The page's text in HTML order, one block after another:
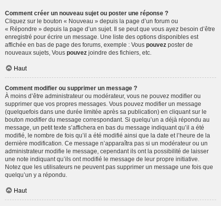
Comment créer un nouveau sujet ou poster une réponse ?
Cliquez sur le bouton « Nouveau » depuis la page d’un forum ou
« Répondre » depuis la page d’un sujet. Il se peut que vous ayez besoin d’être
enregistré pour écrire un message. Une liste des options disponibles est
affichée en bas de page des forums, exemple : Vous pouvez poster de
nouveaux sujets, Vous pouvez joindre des fichiers, etc.
Haut
Comment modifier ou supprimer un message ?
À moins d’être administrateur ou modérateur, vous ne pouvez modifier ou
supprimer que vos propres messages. Vous pouvez modifier un message
(quelquefois dans une durée limitée après sa publication) en cliquant sur le
bouton modifierdu message correspondant. Si quelqu’un a déjà répondu au
message, un petit texte s’affichera en bas du message indiquant qu’il a été
modifié, le nombre de fois qu’il a été modifié ainsi que la date et l’heure de la
dernière modification. Ce message n’apparaîtra pas si un modérateur ou un
administrateur modifie le message, cependant ils ont la possibilité de laisser
une note indiquant qu’ils ont modifié le message de leur propre initiative.
Notez que les utilisateurs ne peuvent pas supprimer un message une fois que
quelqu’un y a répondu.
Haut